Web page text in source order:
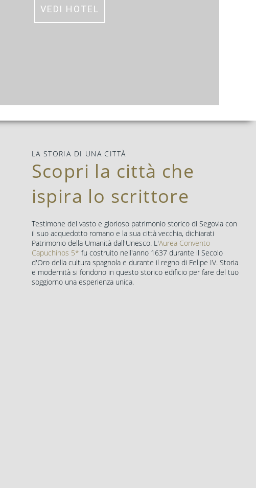
VEDI HOTEL
LA STORIA DI UNA CITTÀ
Scopri la città che
ispira lo scrittore
Testimone del vasto e glorioso patrimonio storico di Segovia con
il suo acquedotto romano e la sua città vecchia, dichiarati
Patrimonio della Umanità dall'Unesco. L'Aurea Convento
Capuchinos 5* fu costruito nell'anno 1637 durante il Secolo
d'Oro della cultura spagnola e durante il regno di Felipe IV. Storia
e modernità si fondono in questo storico edificio per fare del tuo
soggiorno una esperienza unica.